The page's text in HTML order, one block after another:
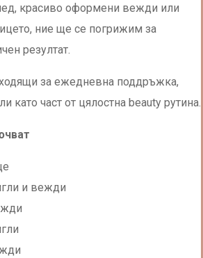
красиво оформени вежди или
ние ще се погрижим за
резултат.
за ежедневна поддръжка,
като част от цялостна beauty рутина.
и вежди